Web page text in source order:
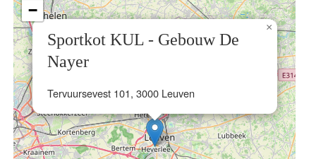
Sportkot KUL - Gebouw De
Nayer
Tervuursevest 101, 3000 Leuven
×
−